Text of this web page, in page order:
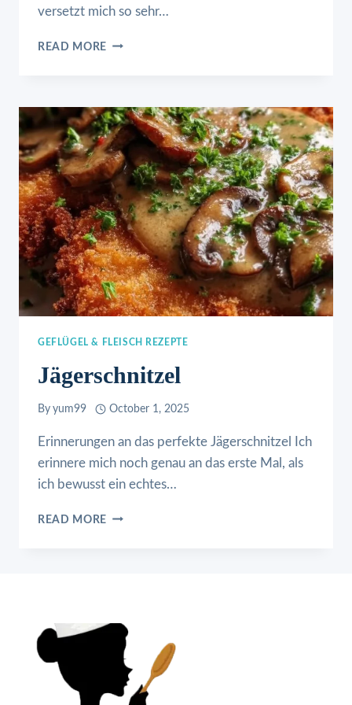
versetzt mich so sehr…
READ MORE ECHTES
GEFLÜGEL & FLEISCH REZEPTE
Jägerschnitzel
By yum99 October 1, 2025
Erinnerungen an das perfekte Jägerschnitzel Ich
erinnere mich noch genau an das erste Mal, als
ich bewusst ein echtes…
READ MORE JÄGERSCHNITZEL